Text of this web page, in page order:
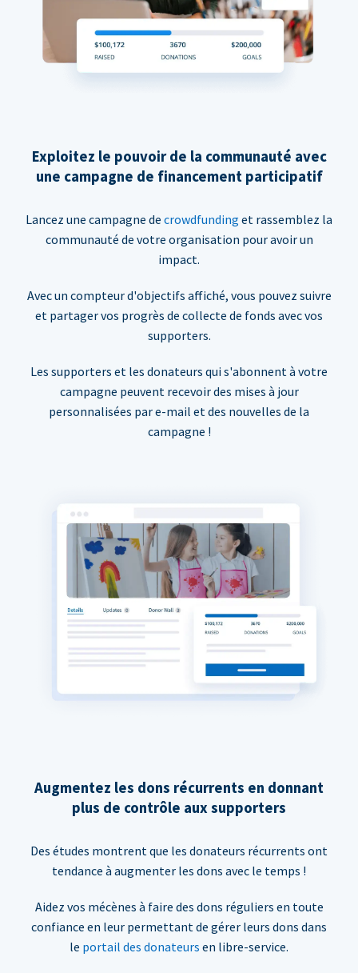
Exploitez le pouvoir de la communauté avec
une campagne de financement participatif
Lancez une campagne de crowdfunding et rassemblez la
communauté de votre organisation pour avoir un
impact.
Avec un compteur d'objectifs affiché, vous pouvez suivre
et partager vos progrès de collecte de fonds avec vos
supporters.
Les supporters et les donateurs qui s'abonnent à votre
campagne peuvent recevoir des mises à jour
personnalisées par e-mail et des nouvelles de la
campagne !
Augmentez les dons récurrents en donnant
plus de contrôle aux supporters
Des études montrent que les donateurs récurrents ont
tendance à augmenter les dons avec le temps !
Aidez vos mécènes à faire des dons réguliers en toute
confiance en leur permettant de gérer leurs dons dans
le portail des donateurs en libre-service.